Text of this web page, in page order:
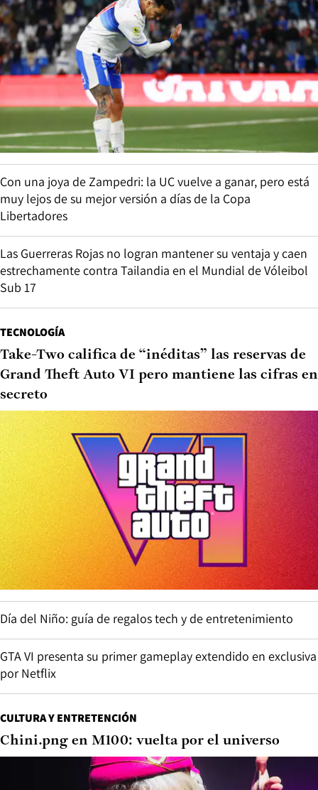
Con una joya de Zampedri: la UC vuelve a ganar, pero está
muy lejos de su mejor versión a días de la Copa
Libertadores
Las Guerreras Rojas no logran mantener su ventaja y caen
estrechamente contra Tailandia en el Mundial de Vóleibol
Sub 17
TECNOLOGÍA
Take-Two califica de “inéditas” las reservas de
Grand Theft Auto VI pero mantiene las cifras en
secreto
Día del Niño: guía de regalos tech y de entretenimiento
GTA VI presenta su primer gameplay extendido en exclusiva
por Netflix
CULTURA Y ENTRETENCIÓN
Chini.png en M100: vuelta por el universo